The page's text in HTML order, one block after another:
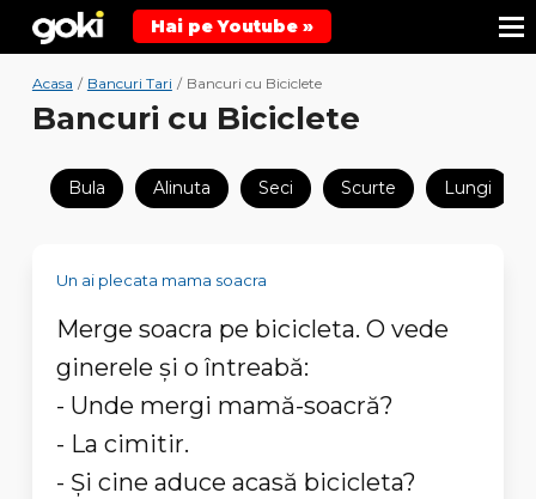
Hai pe Youtube »
Acasa / Bancuri Tari / Bancuri cu Biciclete
Bancuri cu Biciclete
Bula Alinuta Seci Scurte Lungi
Un ai plecata mama soacra
Merge soacra pe bicicleta. O vede
ginerele și o întreabă:
- Unde mergi mamă-soacră?
- La cimitir.
- Și cine aduce acasă bicicleta?